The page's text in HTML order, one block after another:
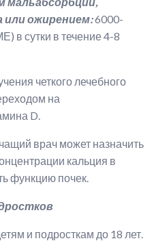
или ожирением:6000-
в сутки в течение 4-8
четкого лечебного
на
D.
врач может назначить
кальция в
функцию почек.
и подросткам до 18 лет.